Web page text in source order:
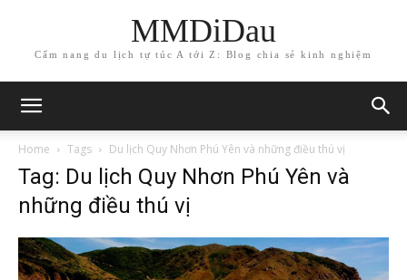
MMDiDau
Cẩm nang du lịch tự túc A tới Z: Blog chia sẻ kinh nghiệm
Home Tags Du lịch Quy Nhơn Phú Yên và những điều thú vị
Tag: Du lịch Quy Nhơn Phú Yên và
những điều thú vị